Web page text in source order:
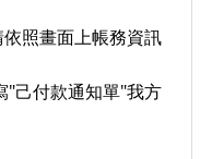
照畫面上帳務資訊
"己付款通知單"我方